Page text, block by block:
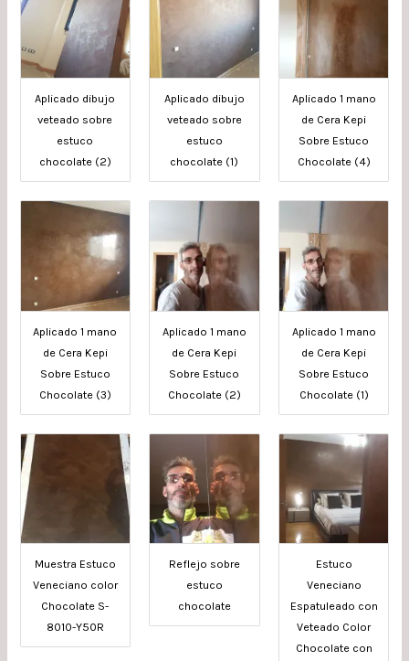
Aplicado dibujo
veteado sobre
estuco
chocolate (2)
Aplicado dibujo
veteado sobre
estuco
chocolate (1)
Aplicado 1 mano
de Cera Kepi
Sobre Estuco
Chocolate (4)
Aplicado 1 mano
de Cera Kepi
Sobre Estuco
Chocolate (3)
Aplicado 1 mano
de Cera Kepi
Sobre Estuco
Chocolate (2)
Aplicado 1 mano
de Cera Kepi
Sobre Estuco
Chocolate (1)
Muestra Estuco
Veneciano color
Chocolate S-
8010-Y50R
Reflejo sobre
estuco
chocolate
Estuco
Veneciano
Espatuleado con
Veteado Color
Chocolate con